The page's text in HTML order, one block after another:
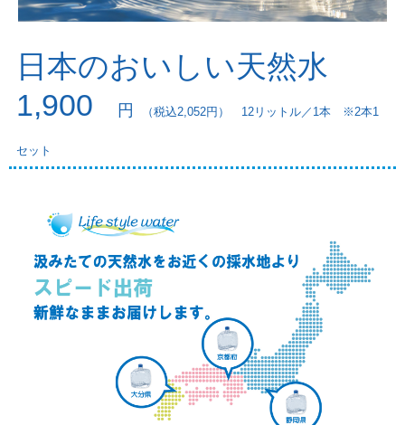
日本のおいしい天然水
1,900
円 （税込2,052円） 12リットル／1本 ※2本1
セット